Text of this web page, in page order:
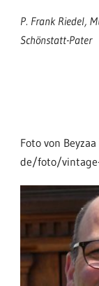
P. Frank Riedel,
Schönstatt-Pater
Foto von
de/foto/